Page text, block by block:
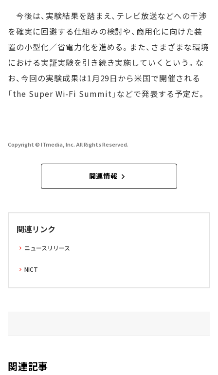
今後は、実験結果を踏まえ、テレビ放送などへの干渉
を確実に回避する仕組みの検討や、商用化に向けた装
置の小型化／省電力化を進める。また、さまざまな環境
における実証実験を引き続き実施していくという。な
お、今回の実験成果は1月29日から米国で開催される
「the Super Wi-Fi Summit」などで発表する予定だ。
Copyright © ITmedia, Inc. All Rights Reserved.
関連情報
関連リンク
ニュースリリース
NICT
関連記事